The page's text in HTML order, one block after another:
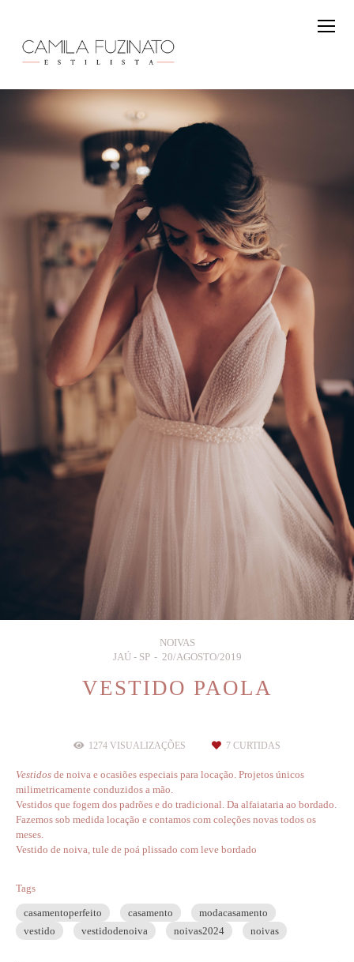
NOIVAS
JAÚ - SP
20/AGOSTO/2019
VESTIDO PAOLA
1274 VISUALIZAÇÕES 7 CURTIDAS
Vestidos de noiva e ocasiões especiais para locação. Projetos únicos
milimetricamente conduzidos a mão.
Vestidos que fogem dos padrões e do tradicional. Da alfaiataria ao bordado.
Fazemos sob medida locação e contamos com coleções novas todos os
meses.
Vestido de noiva, tule de poá plissado com leve bordado
Tags
casamentoperfeito casamento
modacasamento
vestido
vestidodenoiva noivas2024 noivas